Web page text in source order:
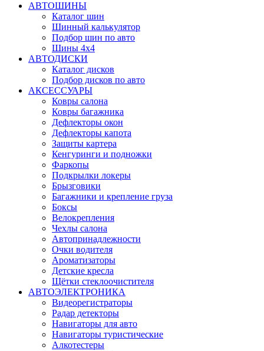
АВТОШИНЫ
Каталог шин
Шинный калькулятор
Подбор шин по авто
Шины 4x4
АВТОДИСКИ
Каталог дисков
Подбор дисков по авто
АКСЕССУАРЫ
Ковры салона
Ковры багажника
Дефлекторы окон
Дефлекторы капота
Защиты картера
Кенгуринги и подножки
Фаркопы
Подкрылки локеры
Брызговики
Багажники и крепление груза
Боксы
Велокрепления
Чехлы салона
Автопринадлежности
Очки водителя
Ароматизаторы
Детские кресла
Щётки стеклоочистителя
АВТОЭЛЕКТРОНИКА
Видеорегистраторы
Радар детекторы
Навигаторы для авто
Навигаторы туристические
Алкотестеры